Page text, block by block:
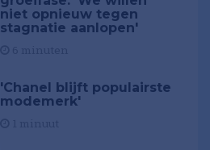
niet opnieuw tegen
stagnatie aanlopen'
'Chanel blijft populairste
modemerk'